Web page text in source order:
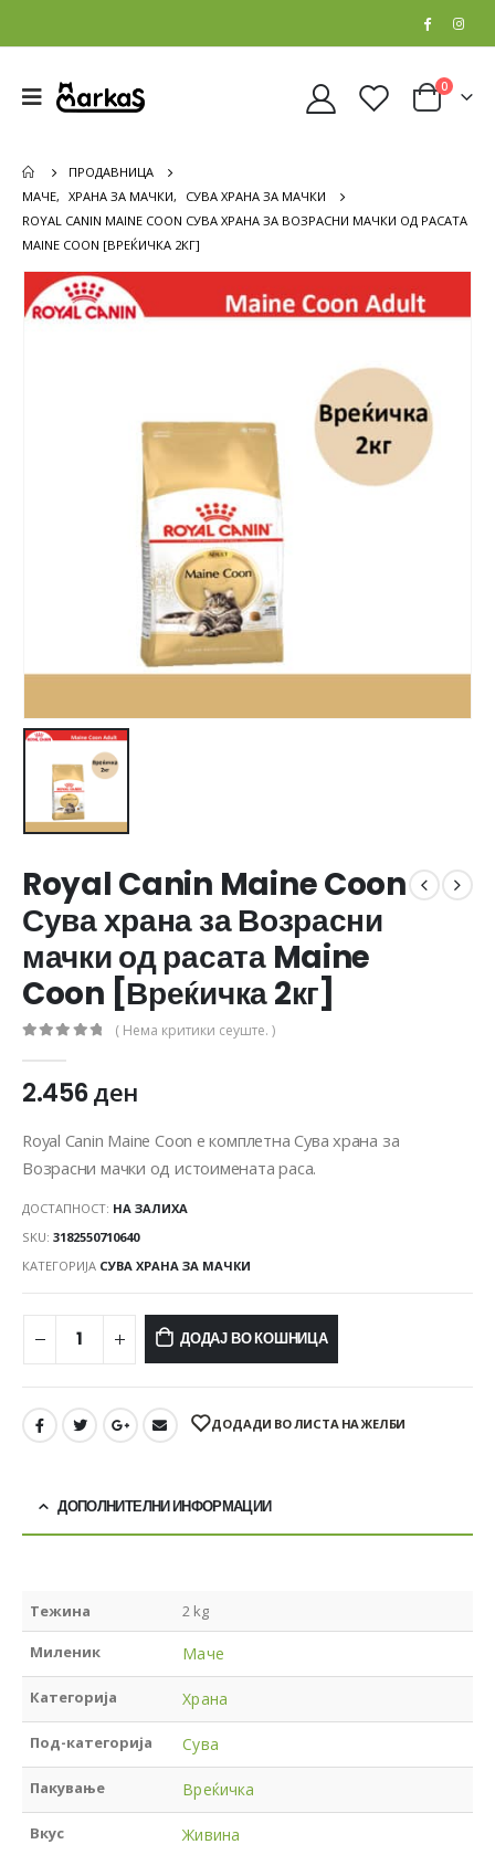
0
ПРОДАВНИЦА
МАЧЕ, ХРАНА ЗА МАЧКИ,
СУВА ХРАНА ЗА МАЧКИ
ROYAL CANIN MAINE COON СУВА ХРАНА ЗА ВОЗРАСНИ МАЧКИ ОД РАСАТА
MAINE COON [ВРЕЌИЧКА 2КГ]
Royal Canin Maine Coon
Сува храна за Возрасни
мачки од расата Maine
Coon [Вреќичка 2кг]
( Нема критики сеуште. )
2.456ден
Royal Canin Maine Coon е комплетна Сува храна за
Возрасни мачки од истоимената раса.
ДОСТАПНОСТ: НА ЗАЛИХА
SKU: 3182550710640
КАТЕГОРИЈА СУВА ХРАНА ЗА МАЧКИ
ДОДАЈ ВО КОШНИЦА
ДОДАДИ ВО ЛИСТА НА ЖЕЛБИ
ДОПОЛНИТЕЛНИ ИНФОРМАЦИИ
Тежина 2 kg
Миленик Маче
Категорија Храна
Под-категорија Сува
Пакување Вреќичка
Вкус Живина